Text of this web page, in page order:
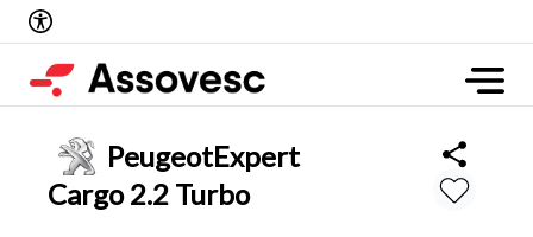
PeugeotExpert
Cargo 2.2 Turbo